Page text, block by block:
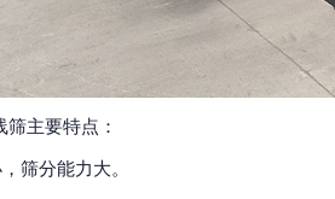
主要特点：
，筛分能力大。